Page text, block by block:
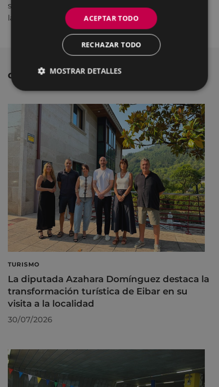
subvención al departamento de Sostenibilidad de
la Diputación Foral de Gipuzkoa.
OTRAS NOTICIAS
TURISMO
La diputada Azahara Domínguez destaca la
transformación turística de Eibar en su
visita a la localidad
30/07/2026
ACEPTAR TODO
RECHAZAR TODO
MOSTRAR DETALLES